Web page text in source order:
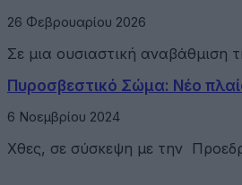
26 Φεβρουαρίου 2026
Σε μια ουσιαστική
Πυροσβεστικό Σώμα: Νέο
6 Νοεμβρίου 2024
Χθες, σε σύσκεψη με την